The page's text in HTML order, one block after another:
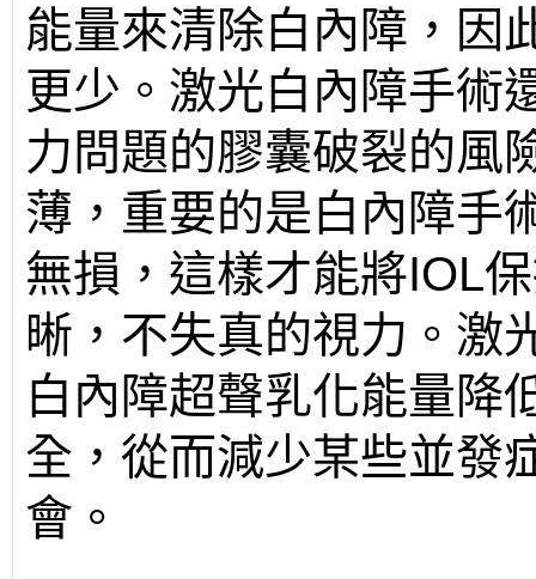
能量來清除白內障，因
更少。激光白內障手術
力問題的膠囊破裂的風
薄，重要的是白內障手
無損，這樣才能將IOL
晰，不失真的視力。激
白內障超聲乳化能量降
全，從而減少某些並發
會。